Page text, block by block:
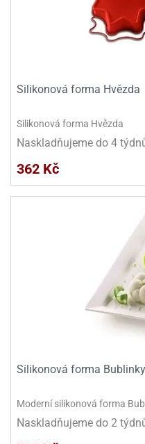
Silikonová forma Hvězda
Silikonová forma Hvězda
Naskladňujeme do 4
362 Kč
Silikonová forma
Moderní silikonová forma
Naskladňujeme do 2